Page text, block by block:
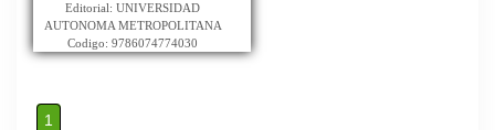
Editorial: UNIVERSIDAD
AUTONOMA METROPOLITANA
Codigo: 9786074774030
1